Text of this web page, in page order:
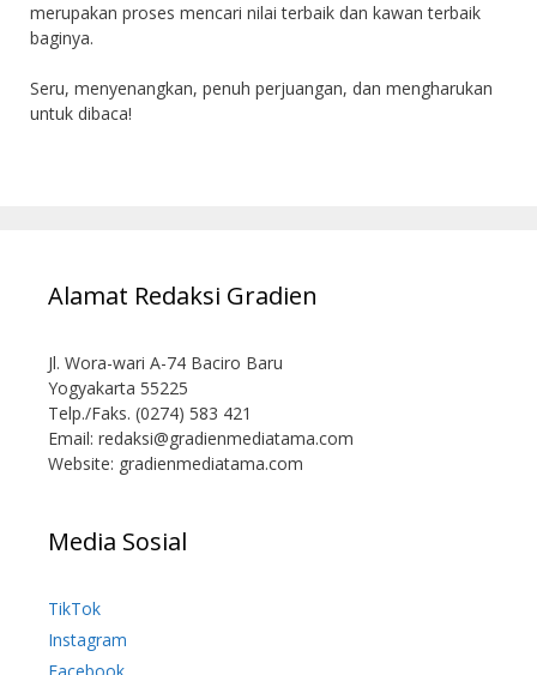
merupakan proses mencari nilai terbaik dan kawan terbaik
baginya.
Seru, menyenangkan, penuh perjuangan, dan mengharukan
untuk dibaca!
Alamat Redaksi Gradien
Jl. Wora-wari A-74 Baciro Baru
Yogyakarta 55225
Telp./Faks. (0274) 583 421
Email: redaksi@gradienmediatama.com
Website: gradienmediatama.com
Media Sosial
TikTok
Instagram